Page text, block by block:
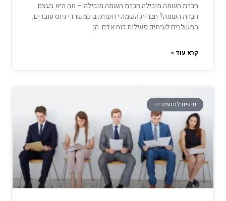
חברת השמה מובילה חברת השמה מובילה – מה היא בעצם
חברת השמה? חברות השמה ידועות גם כמשרדי גיוס עובדים,
המשלבים לעיתים פעילות כוח אדם. הן
קרא עוד »
טיפים למועמדים